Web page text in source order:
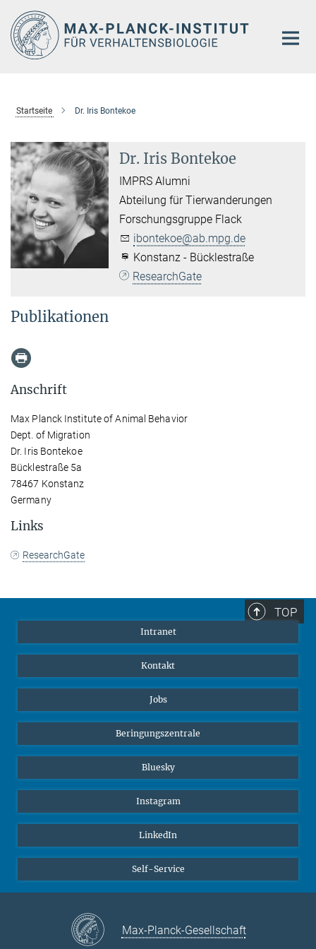
Hauptinhalt
Startseite Dr. Iris Bontekoe
Dr. Iris Bontekoe
IMPRS Alumni
Abteilung für Tierwanderungen
Forschungsgruppe Flack
ibontekoe@ab.mpg.de
Konstanz - Bücklestraße
ResearchGate
Publikationen
Anschrift
Max Planck Institute of Animal Behavior
Dept. of Migration
Dr. Iris Bontekoe
Bücklestraße 5a
78467 Konstanz
Germany
Links
ResearchGate
TOP
Intranet
Kontakt
Jobs
Beringungszentrale
Bluesky
Instagram
LinkedIn
Self-Service
Max-Planck-Gesellschaft